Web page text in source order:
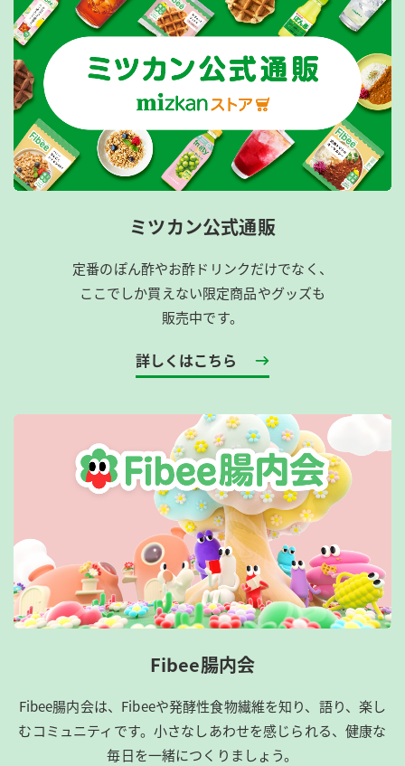
ミツカン公式通販
定番のぽん酢やお酢ドリンクだけでなく、
ここでしか買えない限定商品やグッズも
販売中です。
詳しくはこちら
Fibee腸内会
Fibee腸内会は、​Fibeeや発酵性食物繊維を知り、語り、楽し
むコミュニティです。​小さなしあわせを感じられる、健康な
毎日を一緒につくりましょう。